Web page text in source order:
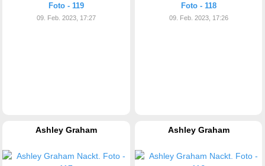
Foto - 119
09. Feb. 2023, 17:27
Foto - 118
09. Feb. 2023, 17:26
Ashley Graham Ashley Graham